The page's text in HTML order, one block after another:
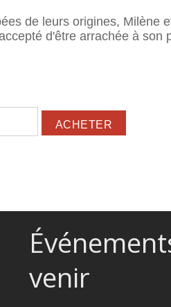
de leurs origines, Milène
d'être arrachée à
venir